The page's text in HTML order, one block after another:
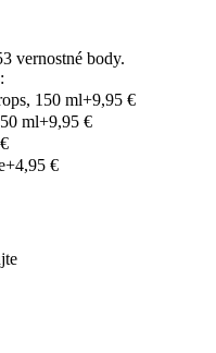
vernostné body.
150 ml+9,95 €
ml+9,95 €
+4,95 €